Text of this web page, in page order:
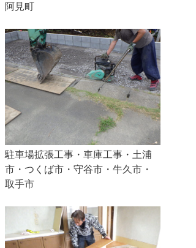
阿見町
駐車場拡張工事・車庫工事・土浦
市・つくば市・守谷市・牛久市・
取手市